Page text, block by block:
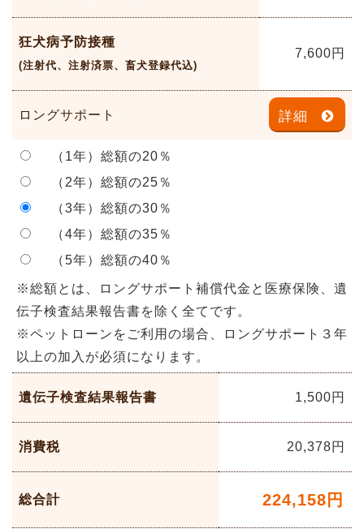
狂犬病予防接種
(注射代、注射済票、畜犬登録代込)
7,600円
ロングサポート 詳細
（1年）総額の20％
（2年）総額の25％
（3年）総額の30％
（4年）総額の35％
（5年）総額の40％
※総額とは、ロングサポート補償代金と医療保険、遺
伝子検査結果報告書を除く全てです。
※ペットローンをご利用の場合、ロングサポート３年
以上の加入が必須になります。
遺伝子検査結果報告書 1,500円
消費税 20,378円
総合計 224,158 円